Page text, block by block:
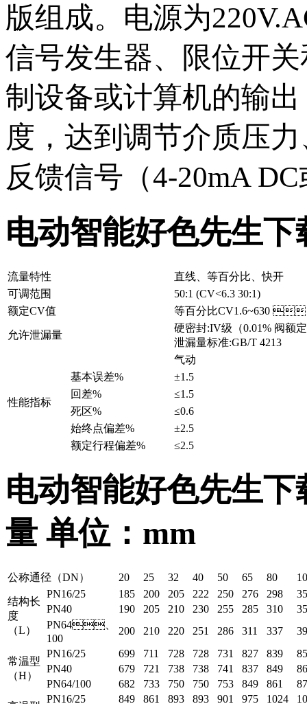
版组成。电源为
信号发生器、限位
制设备或计算机的输
度，达到调节介质压力
反馈信号（4-20mA DC
电动智能好色先生
流量特性
直线、等百分比、快开
可调范围
50:1 (CV<6.3 30:1)
额定CV值
等百分比CV1.6~630 
允许泄漏量
硬密封:IV级（0.01% 阀额
泄漏量标准:GB/T 4213
性能指标
气动
基本误差%
±1.5
回差%
≤1.5
死区%
≤0.6
始终点偏差%
±2.5
额定行程偏差%
≤2.5
电动智能好色先生
量 单位：mm
公称通径（DN） 20 25 32 40 50 65 80
结构长
度
（L）
PN16/25 185 200 205 222 250 276 298
PN40
190 205 210 230 255 285 310
PN64、
100
200 210 220 251 286 311 337
常温型
（H）
PN16/25 699 711 728 728 731 827 839
PN40
679 721 738 738 741 837 849
PN64/100
682 733 750 750 753 849 861
PN16/25 849 861 893 893 901 975 1024